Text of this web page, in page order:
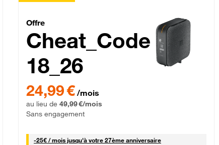
Cheat_Code Fibre_18_26
Offre
Cheat_Code
18_26
24,99 € /mois
au lieu de 49,99 €/mois
Sans engagement
-25€ / mois25 € par mois
jusqu'à votre 27ème anniversaire